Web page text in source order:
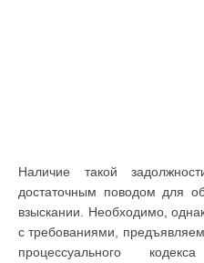
Наличие такой
достаточным поводом для
взыскании. Необходимо,
с требованиями,
процессуального